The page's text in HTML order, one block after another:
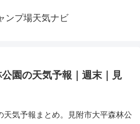
ンプ場天気ナビ
園の天気予報｜週末｜見
天気予報まとめ。見附市大平森林公